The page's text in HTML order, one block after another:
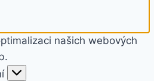
našich webových